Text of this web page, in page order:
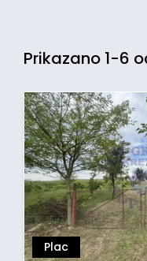
Prikazano 1-6
Plac